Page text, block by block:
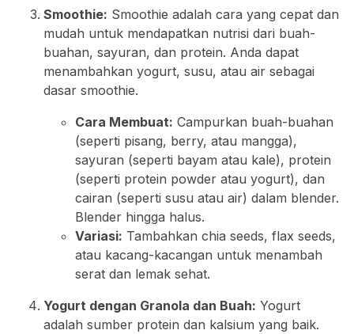
Smoothie: Smoothie adalah cara yang cepat dan
mudah untuk mendapatkan nutrisi dari buah-
buahan, sayuran, dan protein. Anda dapat
menambahkan yogurt, susu, atau air sebagai
dasar smoothie.
Cara Membuat: Campurkan buah-buahan
(seperti pisang, berry, atau mangga),
sayuran (seperti bayam atau kale), protein
(seperti protein powder atau yogurt), dan
cairan (seperti susu atau air) dalam blender.
Blender hingga halus.
Variasi: Tambahkan chia seeds, flax seeds,
atau kacang-kacangan untuk menambah
serat dan lemak sehat.
Yogurt dengan Granola dan Buah: Yogurt
adalah sumber protein dan kalsium yang baik.